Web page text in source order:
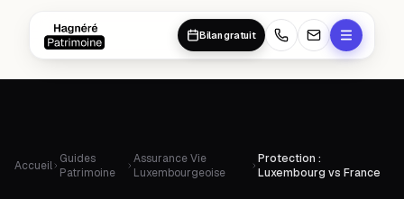
Bilan gratuit
Accueil Guides
Patrimoine
Assurance Vie
Luxembourgeoise
Protection :
Luxembourg vs France